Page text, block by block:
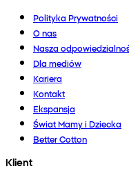
Polityka Prywatności
O nas
Nasza
Dla mediów
Kariera
Kontakt
Ekspansja
Świat Mamy i Dziecka
Better Cotton
Klient